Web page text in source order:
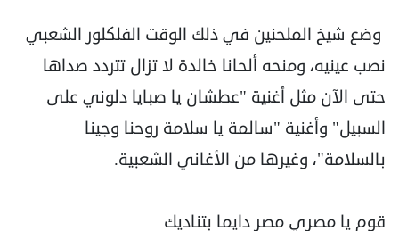
وضع شيخ الملحنين في ذلك الوقت الفلكلور الشعبي
نصب عينيه، ومنحه ألحانا خالدة لا تزال تتردد صداها
حتى الآن مثل أغنية "عطشان يا صبايا دلوني على
السبيل" وأغنية "سالمة يا سلامة روحنا وجينا
بالسلامة"، وغيرها من الأغاني الشعبية.
قوم يا مصري مصر دايما بتناديك